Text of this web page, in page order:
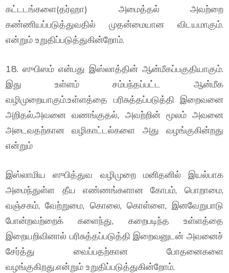
கட்டடங்களை(தர்ஹா) அமைத்தல் அவற்றை
கண்ணியப்படுத்துவதில் முதன்மையான விடயமாகும்.
என்றும் உறுதிப்படுத்துகின்றோம்.
18. ஸுபிஸம் என்பது இஸ்லாத்தின் ஆன்மீகப்பகுதியாகும்.
இது உள்ளம் சம்பந்தப்பட்ட ஆன்மீக
வழிமுறையாகும்.உள்ளத்தை பரிசுத்தப்படுத்தி இறைவனை
அறிதல்,அவனை வணங்குதல், அவற்றின் மூலம் அவனை
அடைவதற்கான வழிகாட்டல்களை அது வழங்குகின்றது
என்றும்
இஸ்லாமிய ஸுபித்துவ வழிமுறை மனிதனில் இயல்பாக
அமைந்துள்ள தீய எண்ணங்களான கோபம், பொறாமை,
வஞ்சகம், வேற்றுமை, கொலை, கொள்ளை, இனவேறுபாடு
போன்றவற்றைக் களைந்து, கறைபடிந்த உள்ளத்தை
இறையறிவினால் பரிசுத்தப்படுத்தி இறைவனுடன் அவனைச்
சேர்த்து வைப்பதற்கான போதனைகளை
வழங்குகிறது.என்றும் உறுதிப்படுத்துகின்றோம்.